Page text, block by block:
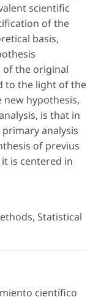
scientific
of the
basis,
the original
to the light of the
hypothesis,
is that in
analysis
of previus
is centered in
Statistical
científico